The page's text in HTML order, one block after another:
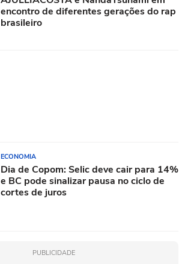
encontro de diferentes gerações do rap
brasileiro
ECONOMIA
Dia de Copom: Selic deve cair para 14%
e BC pode sinalizar pausa no ciclo de
cortes de juros
PUBLICIDADE